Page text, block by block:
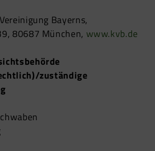
Bayerns,
80687 München, www.kvb.de
zuständige